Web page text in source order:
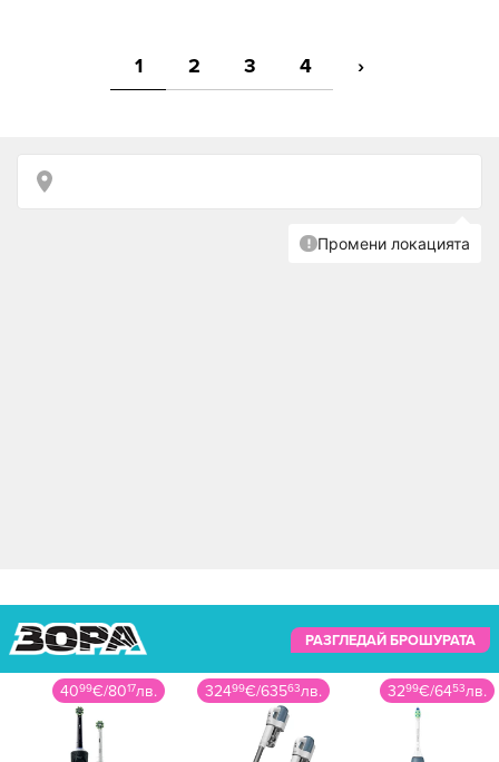
1 2 3 4 ›
РАЗГЛЕДАЙ БРОШУРАТА
4099€/8017лв. 32499€/63563лв. 3299€/6453лв.